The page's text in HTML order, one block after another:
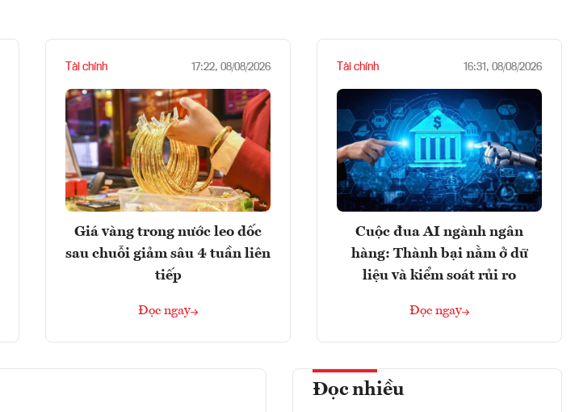
Tài chính 17:22, 08/08/2026
Giá vàng trong nước leo dốc
sau chuỗi giảm sâu 4 tuần liên
tiếp
Đọc ngay
Tài chính 16:31, 08/08/2026
Cuộc đua AI ngành ngân
hàng: Thành bại nằm ở dữ
liệu và kiểm soát rủi ro
Đọc ngay
Đọc nhiều